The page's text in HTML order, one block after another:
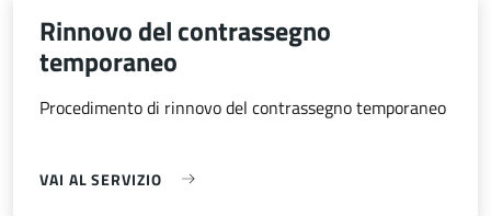
Rinnovo del contrassegno
temporaneo
Procedimento di rinnovo del contrassegno temporaneo
VAI AL SERVIZIO